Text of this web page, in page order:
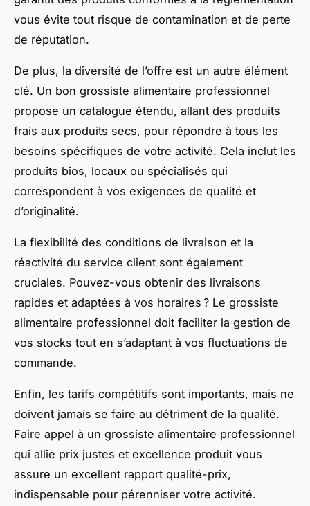
vous évite tout risque de contamination et de perte
de réputation.
De plus, la diversité de l’offre est un autre élément
clé. Un bon grossiste alimentaire professionnel
propose un catalogue étendu, allant des produits
frais aux produits secs, pour répondre à tous les
besoins spécifiques de votre activité. Cela inclut les
produits bios, locaux ou spécialisés qui
correspondent à vos exigences de qualité et
d’originalité.
La flexibilité des conditions de livraison et la
réactivité du service client sont également
cruciales. Pouvez-vous obtenir des livraisons
rapides et adaptées à vos horaires ? Le grossiste
alimentaire professionnel doit faciliter la gestion de
vos stocks tout en s’adaptant à vos fluctuations de
commande.
Enfin, les tarifs compétitifs sont importants, mais ne
doivent jamais se faire au détriment de la qualité.
Faire appel à un grossiste alimentaire professionnel
qui allie prix justes et excellence produit vous
assure un excellent rapport qualité-prix,
indispensable pour pérenniser votre activité.